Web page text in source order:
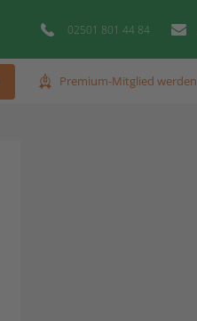
02501 801 44 84
Premium-Mitglied werden